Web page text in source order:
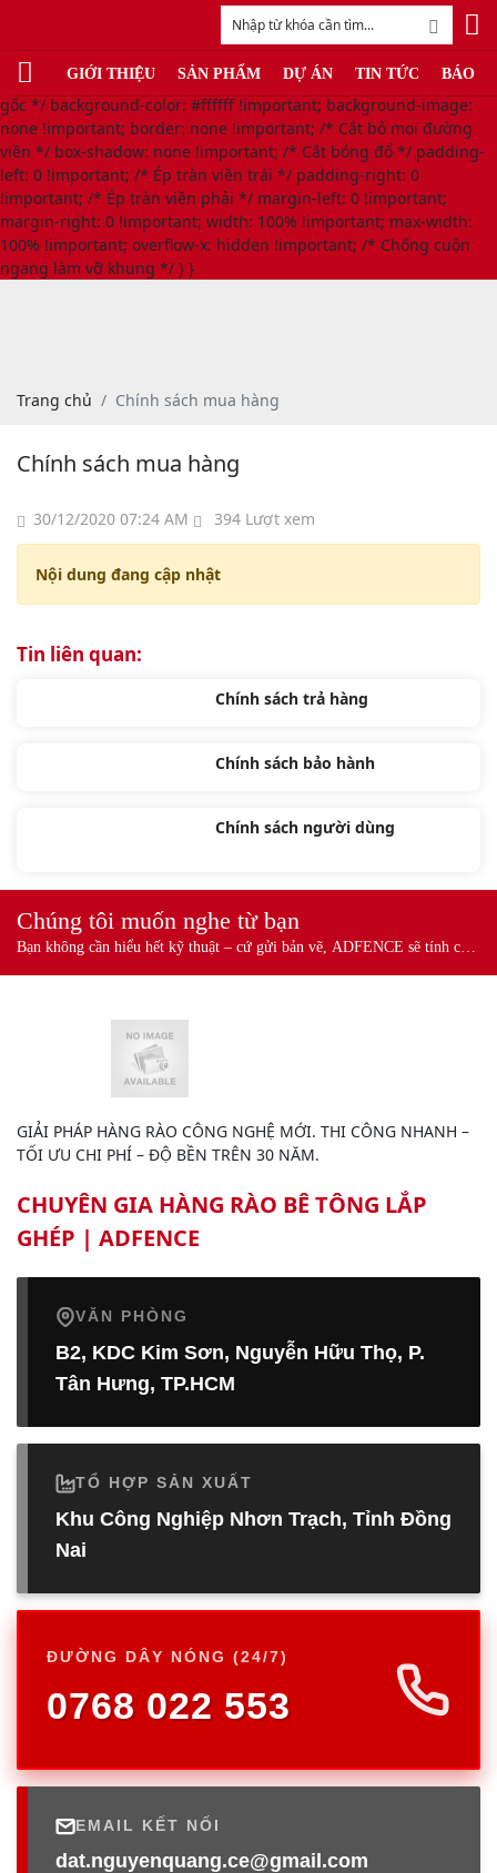
/* LỆNH TRIỆT TIÊU VIỀN ĐỎ TOÀN MẶT TRẬN (MOBILE) */
@media only screen and (max-width: 768px) { body, html, #page,
#wrapper, .wrapper, .container, .main-container, .body-wrap,
.page-wrapper { background: #ffffff !important; /* Xóa sổ màu nền
gốc */ background-color: #ffffff !important; background-image:
none !important; border: none !important; /* Cắt bỏ mọi đường
viền */ box-shadow: none !important; /* Cắt bóng đổ */ padding-
left: 0 !important; /* Ép tràn viền trái */ padding-right: 0
!important; /* Ép tràn viền phải */ margin-left: 0 !important;
margin-right: 0 !important; width: 100% !important; max-width:
100% !important; overflow-x: hidden !important; /* Chống cuộn
ngang làm vỡ khung */ } }
GIỚI THIỆU SẢN PHẨM DỰ ÁN TIN TỨC BÁO
Trang chủ Chính sách mua hàng
Chính sách mua hàng
30/12/2020 07:24 AM 394 Lượt xem
Nội dung đang cập nhật
Tin liên quan:
Chính sách trả hàng
Chính sách bảo hành
Chính sách người dùng
Chúng tôi muốn nghe từ bạn
Bạn không cần hiểu hết kỹ thuật – cứ gửi bản vẽ, ADFENCE sẽ tính cho
GIẢI PHÁP HÀNG RÀO CÔNG NGHỆ MỚI. THI CÔNG NHANH –
TỐI ƯU CHI PHÍ – ĐỘ BỀN TRÊN 30 NĂM.
CHUYÊN GIA HÀNG RÀO BÊ TÔNG LẮP
GHÉP | ADFENCE
VĂN PHÒNG
B2, KDC Kim Sơn, Nguyễn Hữu Thọ, P.
Tân Hưng, TP.HCM
TỔ HỢP SẢN XUẤT
Khu Công Nghiệp Nhơn Trạch, Tỉnh Đồng
Nai
ĐƯỜNG DÂY NÓNG (24/7)
0768 022 553
EMAIL KẾT NỐI
dat.nguyenquang.ce@gmail.com